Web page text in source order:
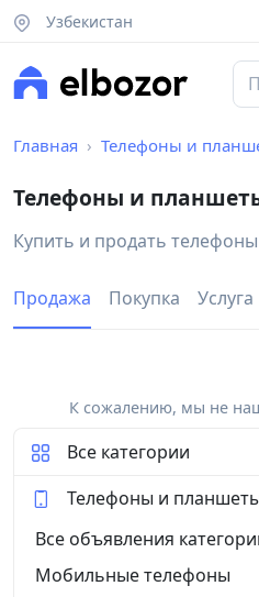
Узбекистан
Главная Телефоны и
Телефоны и
Купить и продать
Продажа Покупка Услуга
К сожалению, мы не
Все категории
Телефоны и
Все объявления
Мобильные телефоны